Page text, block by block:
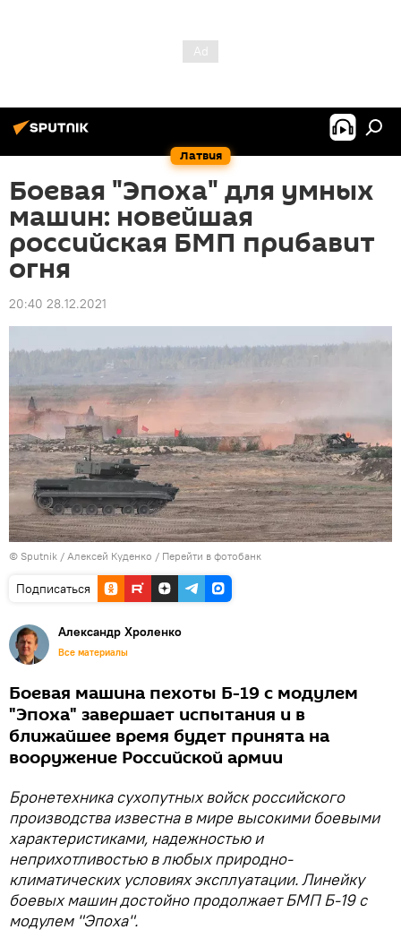
Латвия
Боевая "Эпоха" для умных
машин: новейшая
российская БМП прибавит
огня
20:40 28.12.2021
© Sputnik / Алексей Куденко / Перейти в фотобанк
Подписаться
Александр Хроленко
Все материалы
Боевая машина пехоты Б-19 с модулем
"Эпоха" завершает испытания и в
ближайшее время будет принята на
вооружение Российской армии
Бронетехника сухопутных войск российского
производства известна в мире высокими боевыми
характеристиками, надежностью и
неприхотливостью в любых природно-
климатических условиях эксплуатации. Линейку
боевых машин достойно продолжает БМП Б-19 с
модулем "Эпоха".